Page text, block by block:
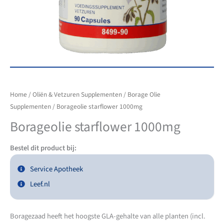
Home /Oliën & Vetzuren Supplementen / Borage Olie
Supplementen / Borageolie starflower 1000mg
Borageolie starflower 1000mg
Bestel dit product bij:
Service Apotheek
Leef.nl
Boragezaad heeft het hoogste GLA-gehalte van alle planten (incl.